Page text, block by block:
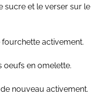
sucre et le verser sur le
activement.
oeufs en omelette.
nouveau activement.